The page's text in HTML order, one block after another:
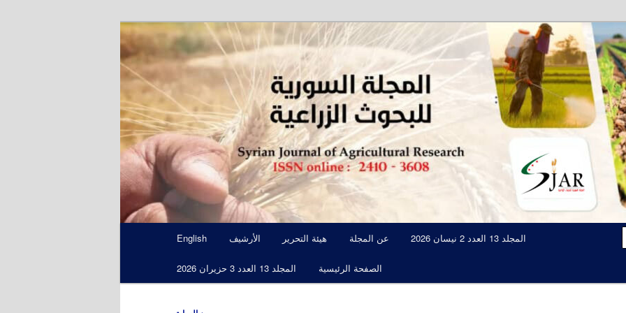
المجلة السورية للبحوث الزراعية SJAR
مجلة علمية محكمة تصدرها الهيئة العامة للبحوث العلمية الزراعية
English الأرشيف هيئة التحرير عن المجلة المجلد 13 العدد 2 نيسان 2026
المجلد 13 العدد 3 حزيران 2026 الصفحة الرئيسية